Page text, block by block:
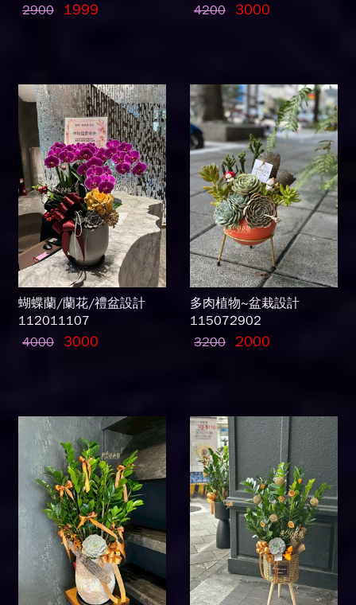
2900
1999
4200 3000
蝴蝶蘭/蘭花/禮盆設計
112011107
4000 3000
多肉植物~盆栽設計
115072902
3200
2000